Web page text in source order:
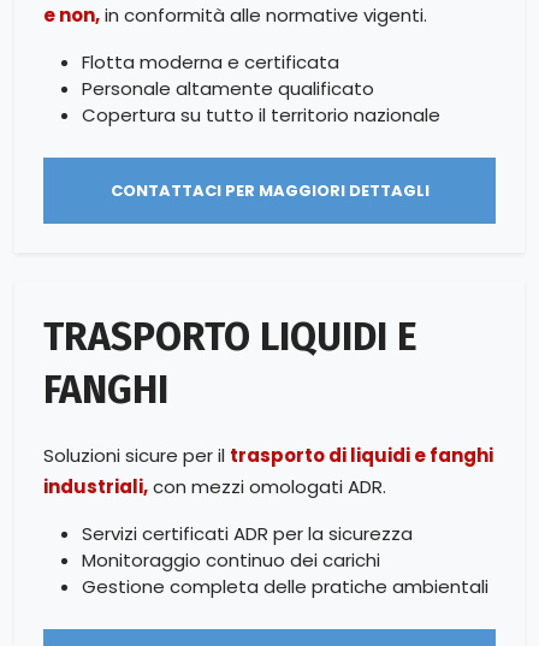
e non,in conformità alle normative vigenti.
Flotta moderna e certificata
Personale altamente qualificato
Copertura su tutto il territorio nazionale
CONTATTACI PER MAGGIORI DETTAGLI
TRASPORTO LIQUIDI E
FANGHI
Soluzioni sicure per il trasporto di liquidi e fanghi
industriali,con mezzi omologati ADR.
Servizi certificati ADR per la sicurezza
Monitoraggio continuo dei carichi
Gestione completa delle pratiche ambientali